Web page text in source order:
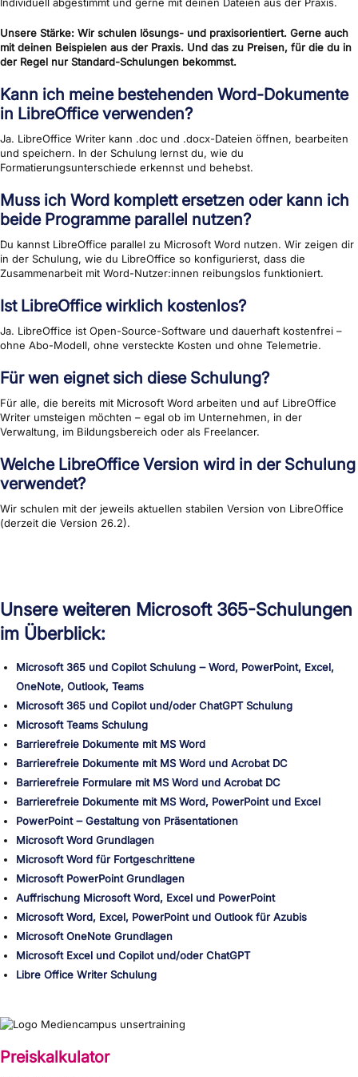
Individuell abgestimmt und gerne mit deinen Dateien aus der Praxis.
Unsere Stärke: Wir schulen lösungs- und praxisorientiert. Gerne auch
mit deinen Beispielen aus der Praxis. Und das zu Preisen, für die du in
der Regel nur Standard-Schulungen bekommst.
Kann ich meine bestehenden Word-Dokumente
in LibreOffice verwenden?
Ja. LibreOffice Writer kann .doc und .docx-Dateien öffnen, bearbeiten
und speichern. In der Schulung lernst du, wie du
Formatierungsunterschiede erkennst und behebst.
Muss ich Word komplett ersetzen oder kann ich
beide Programme parallel nutzen?
Du kannst LibreOffice parallel zu Microsoft Word nutzen. Wir zeigen dir
in der Schulung, wie du LibreOffice so konfigurierst, dass die
Zusammenarbeit mit Word-Nutzer:innen reibungslos funktioniert.
Ist LibreOffice wirklich kostenlos?
Ja. LibreOffice ist Open-Source-Software und dauerhaft kostenfrei –
ohne Abo-Modell, ohne versteckte Kosten und ohne Telemetrie.
Für wen eignet sich diese Schulung?
Für alle, die bereits mit Microsoft Word arbeiten und auf LibreOffice
Writer umsteigen möchten – egal ob im Unternehmen, in der
Verwaltung, im Bildungsbereich oder als Freelancer.
Welche LibreOffice Version wird in der Schulung
verwendet?
Wir schulen mit der jeweils aktuellen stabilen Version von LibreOffice
(derzeit die Version 26.2).
Unsere weiteren Microsoft 365-Schulungen
im Überblick:
Microsoft 365 und Copilot Schulung ‒ Word, PowerPoint, Excel,
OneNote, Outlook, Teams
Microsoft 365 und Copilot und/oder ChatGPT Schulung
Microsoft Teams Schulung
Barrierefreie Dokumente mit MS Word
Barrierefreie Dokumente mit MS Word und Acrobat DC
Barrierefreie Formulare mit MS Word und Acrobat DC
Barrierefreie Dokumente mit MS Word, PowerPoint und Excel
PowerPoint ‒ Gestaltung von Präsentationen
Microsoft Word Grundlagen
Microsoft Word für Fortgeschrittene
Microsoft PowerPoint Grundlagen
Auffrischung Microsoft Word, Excel und PowerPoint
Microsoft Word, Excel, PowerPoint und Outlook für Azubis
Microsoft OneNote Grundlagen
Microsoft Excel und Copilot und/oder ChatGPT
Libre Office Writer Schulung
Preiskalkulator